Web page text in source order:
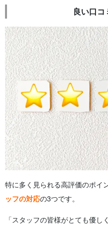
良い口
特に多く見られる高評価のポイン
ッフの対応の3つです。
「スタッフの皆様がとても優